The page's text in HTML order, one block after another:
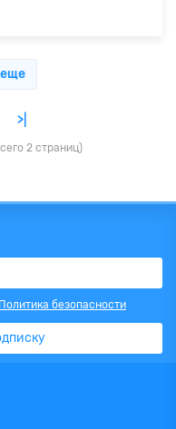
еще
>|
2 страниц)
Политика безопасности